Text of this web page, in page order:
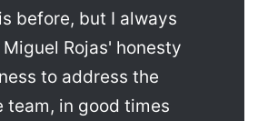
before, but I always
Rojas' honesty
to address the
team, in good times